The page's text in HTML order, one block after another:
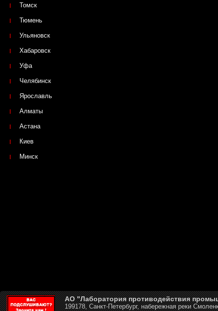
Томск
Тюмень
Ульяновск
Хабаровск
Уфа
Челябинск
Ярославль
Алматы
Астана
Киев
Минск
АО "Лаборатория противодействия
199178, Санкт-Петербург, набережная реки